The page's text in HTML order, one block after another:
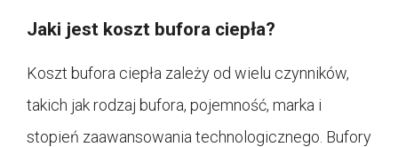
Jaki jest koszt bufora ciepła?
Koszt bufora ciepła zależy od wielu czynników,
takich jak rodzaj bufora, pojemność, marka i
stopień zaawansowania technologicznego. Bufory